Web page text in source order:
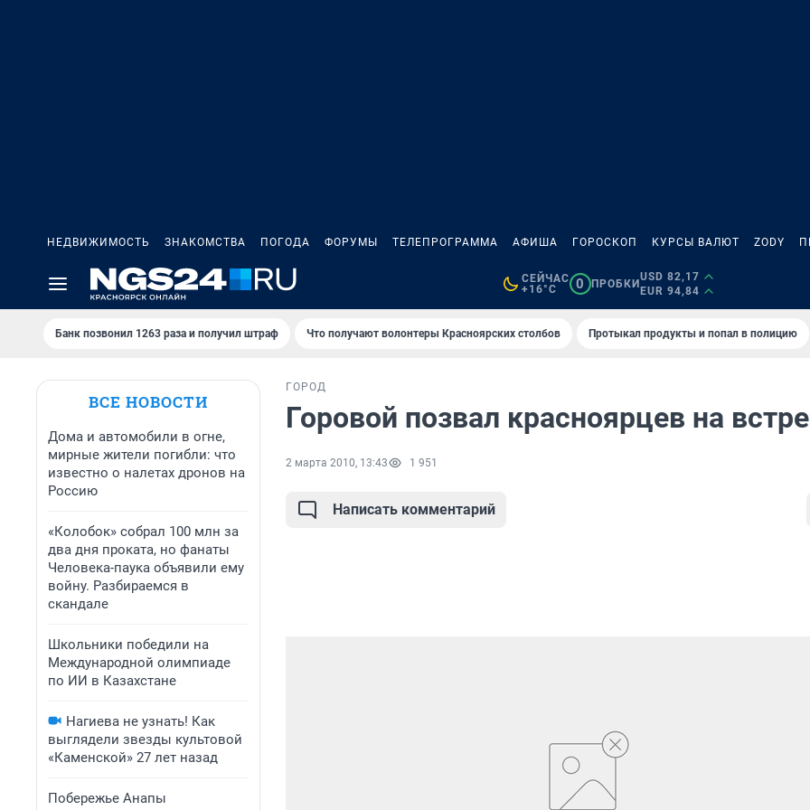
НЕДВИЖИМОСТЬ ЗНАКОМСТВА ПОГОДА ФОРУМЫ ТЕЛЕПРОГРАММА АФИША ГОРОСКОП КУРСЫ ВАЛЮТ ZODY
СЕЙЧАС
+16°C
0 ПРОБКИ
USD 82,17
EUR 94,84
Банк позвонил 1263 раза и получил штраф Что получают волонтеры Красноярских столбов Протыкал продукты и попал в полицию
ВСЕ НОВОСТИ
Дома и автомобили в огне,
мирные жители погибли: что
известно о налетах дронов на
Россию
«Колобок» собрал 100 млн за
два дня проката, но фанаты
Человека-паука объявили ему
войну. Разбираемся в
скандале
Школьники победили на
Международной олимпиаде
по ИИ в Казахстане
Нагиева не узнать! Как
выглядели звезды культовой
«Каменской» 27 лет назад
Побережье Анапы
ГОРОД
Горовой позвал красноярцев на
2 марта 2010, 13:43 1 951
Написать комментарий